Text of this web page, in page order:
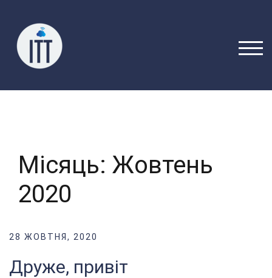
вмісту
Місяць: Жовтень
2020
28 ЖОВТНЯ, 2020
Друже, привіт